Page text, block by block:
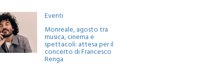
Eventi
Monreale, agosto tra
musica, cinema e
spettacoli: attesa per il
concerto di Francesco
Renga